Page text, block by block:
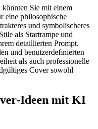
Sie mit einem
eine philosophische
und symbolischeres
als Startrampe und
detaillierten Prompt.
und benutzerdefinierten
als auch professionelle
Cover sowohl
Ideen mit KI